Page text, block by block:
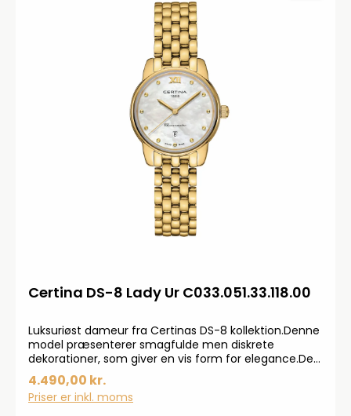
Certina DS-8 Lady Ur C033.051.33.118.00
Luksuriøst dameur fra Certinas DS-8 kollektion.Denne
model præsenterer smagfulde men diskrete
dekorationer, som giver en vis form for elegance.Den
lyse urskive, i farven perlemorshvid, er dækket til med
et hårdt safirglas, som er både ridsefast samt
antireflektivt.Elegancen i denne model bliver
4.490,00 kr.
Priser er inkl. moms